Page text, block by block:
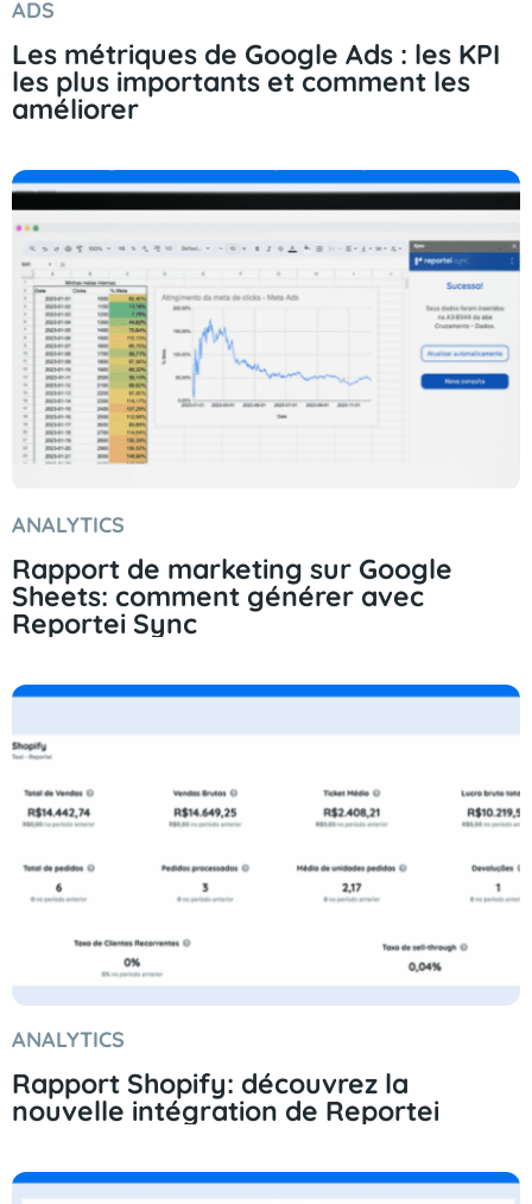
ADS
Les métriques de Google Ads : les KPI
les plus importants et comment les
améliorer
ANALYTICS
Rapport de marketing sur Google
Sheets: comment générer avec
Reportei Sync
ANALYTICS
Rapport Shopify: découvrez la
nouvelle intégration de Reportei